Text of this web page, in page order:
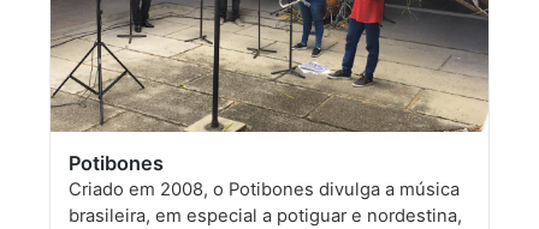
Potibones
Criado em 2008, o Potibones divulga a música
brasileira, em especial a potiguar e nordestina,